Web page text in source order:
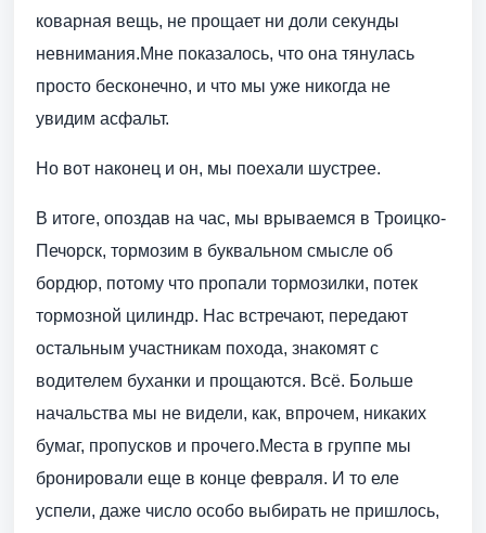
коварная вещь, не прощает ни доли секунды
невнимания.Мне показалось, что она тянулась
просто бесконечно, и что мы уже никогда не
увидим асфальт.
Но вот наконец и он, мы поехали шустрее.
В итоге, опоздав на час, мы врываемся в Троицко-
Печорск, тормозим в буквальном смысле об
бордюр, потому что пропали тормозилки, потек
тормозной цилиндр. Нас встречают, передают
остальным участникам похода, знакомят с
водителем буханки и прощаются. Всё. Больше
начальства мы не видели, как, впрочем, никаких
бумаг, пропусков и прочего.Места в группе мы
бронировали еще в конце февраля. И то еле
успели, даже число особо выбирать не пришлось,